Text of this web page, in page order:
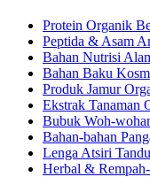
Protein Organik
Peptida & Asam
Bahan Nutrisi
Bahan Baku
Produk Jamur
Ekstrak Tanaman
Bubuk Woh-
Bahan-bahan
Lenga Atsiri
Herbal &